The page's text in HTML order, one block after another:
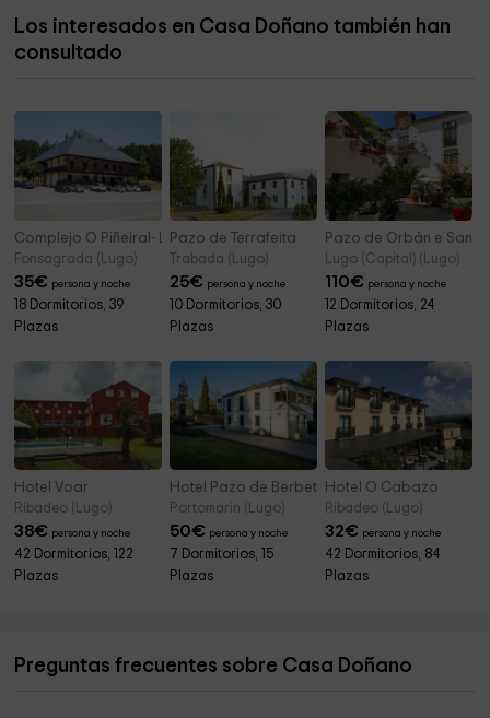
Aeródromo de Vilaframil 5,2 km
Los interesados en Casa Doñano también han
consultado
Complejo O Piñeiral- La Pensión
Fonsagrada (Lugo)
35€ persona y noche
18 Dormitorios, 39
Plazas
Pazo de Terrafeita
Trabada (Lugo)
25€ persona y noche
10 Dormitorios, 30
Plazas
Pazo de Orbán e
Lugo (Capital) (Lugo)
110€ persona y noche
12 Dormitorios, 24
Plazas
Hotel Voar
Ribadeo (Lugo)
38€ persona y noche
42 Dormitorios, 122
Plazas
Hotel Pazo de Berbetoros
Portomarin (Lugo)
50€ persona y noche
7 Dormitorios, 15
Plazas
Hotel O Cabazo
Ribadeo (Lugo)
32€ persona y noche
42 Dormitorios, 84
Plazas
Preguntas frecuentes sobre Casa Doñano